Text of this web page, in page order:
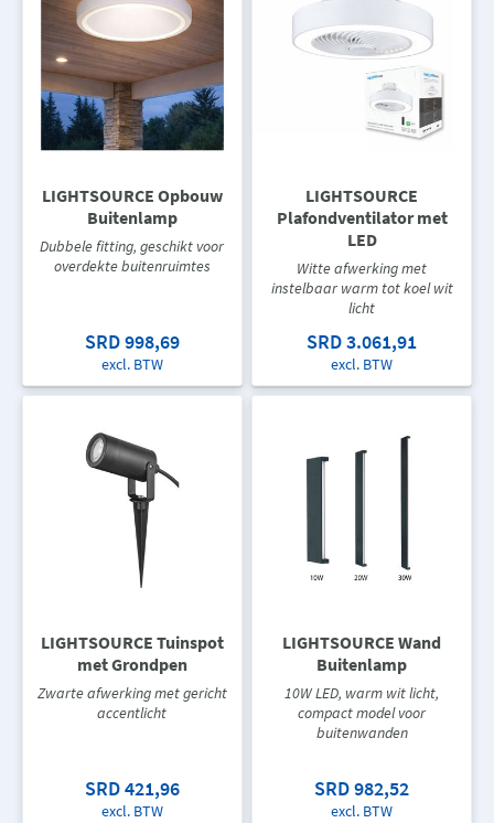
LIGHTSOURCE Opbouw
Buitenlamp
Dubbele fitting, geschikt voor
overdekte buitenruimtes
SRD 998,69
excl. BTW
LIGHTSOURCE
Plafondventilator met
LED
Witte afwerking met
instelbaar warm tot koel wit
licht
SRD 3.061,91
excl. BTW
LIGHTSOURCE Tuinspot
met Grondpen
Zwarte afwerking met gericht
accentlicht
SRD 421,96
excl. BTW
LIGHTSOURCE Wand
Buitenlamp
10W LED, warm wit licht,
compact model voor
buitenwanden
SRD 982,52
excl. BTW